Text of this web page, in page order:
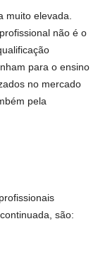
muito elevada.
não é o
para o ensino
no mercado
pela
são: